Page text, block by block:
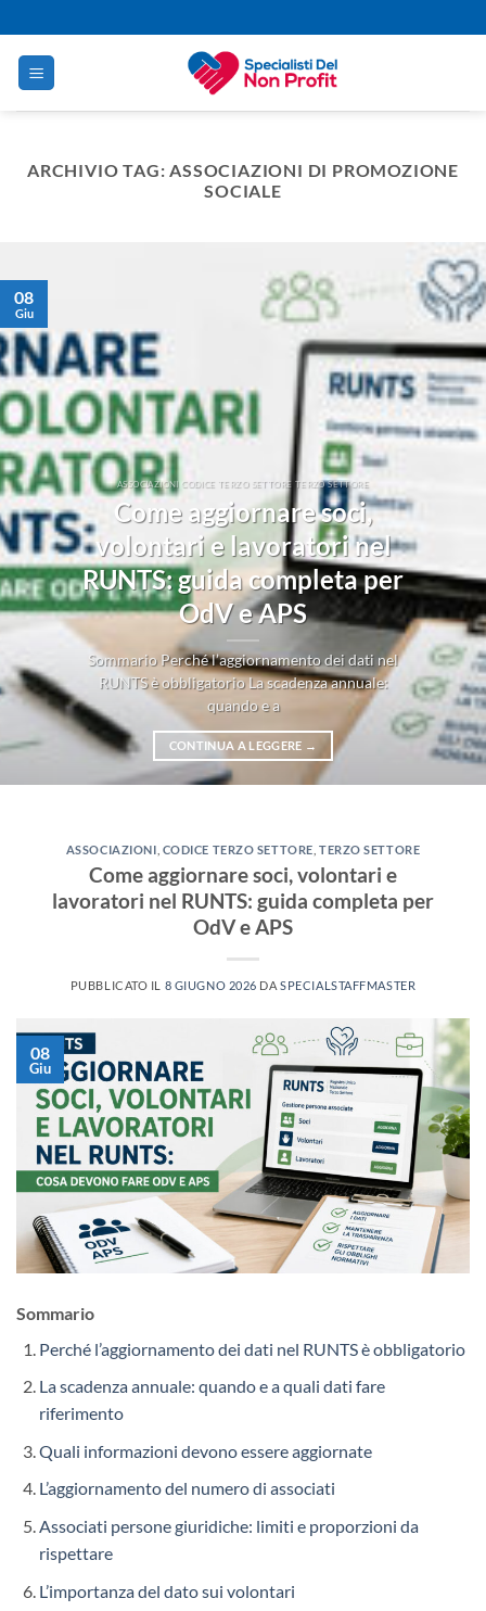
ai
contenuti
ARCHIVIO TAG:ASSOCIAZIONI DI PROMOZIONE
SOCIALE
ASSOCIAZIONI CODICE TERZO SETTORE TERZO SETTORE
Come aggiornare soci,
volontari e lavoratori nel
RUNTS: guida completa per
OdV e APS
Sommario Perché l’aggiornamento dei dati nel
RUNTS è obbligatorio La scadenza annuale:
quando e a
CONTINUA A LEGGERE →
08
Giu
ASSOCIAZIONI CODICE TERZO SETTORE TERZO SETTORE
Come aggiornare soci, volontari e
lavoratori nel RUNTS: guida completa per
OdV e APS
PUBBLICATO IL 8 GIUGNO 2026 DASPECIALSTAFFMASTER
08
Giu
Sommario
Perché l’aggiornamento dei dati nel RUNTS è obbligatorio
La scadenza annuale: quando e a quali dati fare
riferimento
Quali informazioni devono essere aggiornate
L’aggiornamento del numero di associati
Associati persone giuridiche: limiti e proporzioni da
rispettare
L’importanza del dato sui volontari